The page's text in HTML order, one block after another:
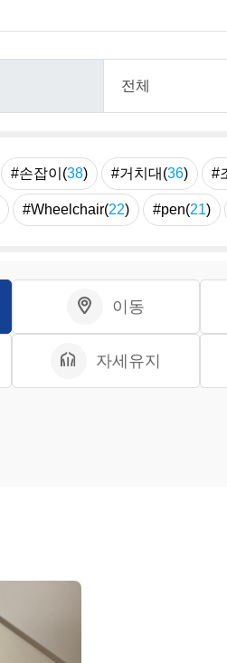
#손잡이(38) #거치대(36) #
#Wheelchair(22) #pen(21)
이동
자세유지